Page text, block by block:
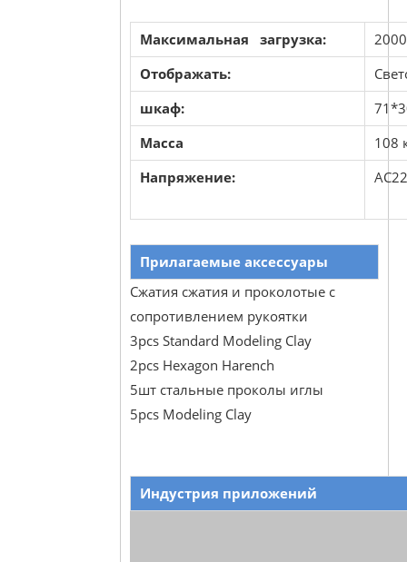
Максимальная загрузка:
Отображать:
шкаф:
Масса
108
Напряжение:
Прилагаемые аксессуары
Сжатия сжатия и проколотые с
сопротивлением рукоятки
3pcs Standard Modeling Clay
2pcs Hexagon Harench
5шт стальные проколы иглы
5pcs Modeling Clay
Индустрия приложений